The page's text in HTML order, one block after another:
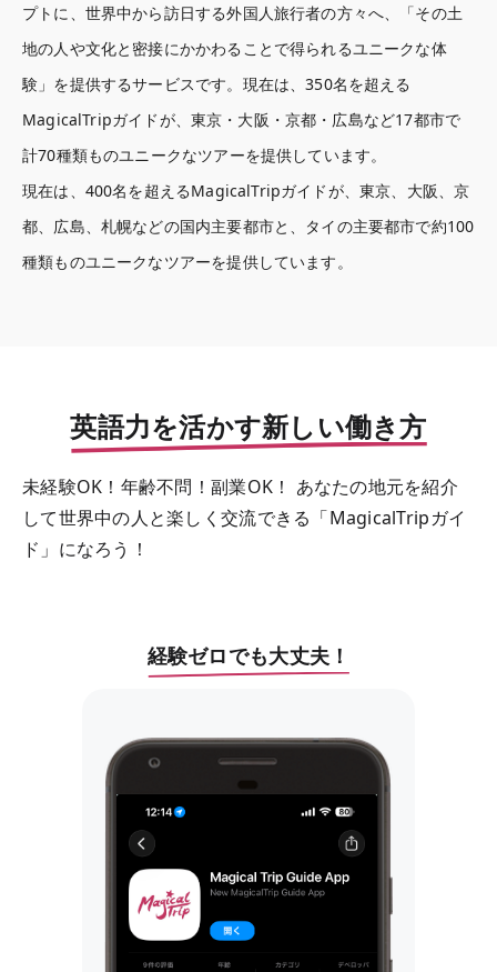
プトに、世界中から訪日する外国人旅行者の方々へ、「その土
地の人や文化と密接にかかわることで得られるユニークな体
験」を提供するサービスです。現在は、350名を超える
MagicalTripガイドが、東京・大阪・京都・広島など17都市で
計70種類ものユニークなツアーを提供しています。
現在は、400名を超えるMagicalTripガイドが、東京、大阪、京
都、広島、札幌などの国内主要都市と、タイの主要都市で約100
種類ものユニークなツアーを提供しています。
英語力を活かす新しい働き方
未経験OK！年齢不問！副業OK！ あなたの地元を紹介
して世界中の人と楽しく交流できる「MagicalTripガイ
ド」になろう！
経験ゼロでも大丈夫！